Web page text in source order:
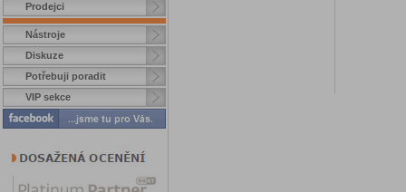
Prodejci
Nástroje
Diskuze
Potřebuji poradit
VIP sekce